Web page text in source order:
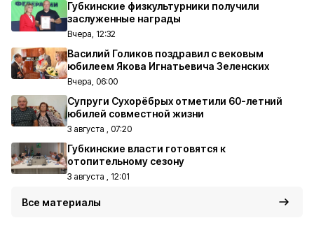
Губкинские физкультурники получили
заслуженные награды
Вчера, 12:32
Василий Голиков поздравил с вековым
юбилеем Якова Игнатьевича Зеленских
Вчера, 06:00
Супруги Сухорёбрых отметили 60-летний
юбилей совместной жизни
3 августа , 07:20
Губкинские власти готовятся к
отопительному сезону
3 августа , 12:01
Все материалы